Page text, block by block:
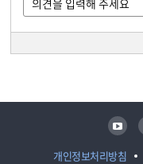
개인정보처리방침
유튜브